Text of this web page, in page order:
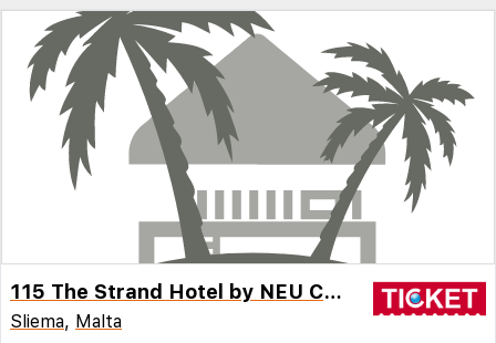
115 The Strand Hotel by NEU Collective
Sliema, Malta